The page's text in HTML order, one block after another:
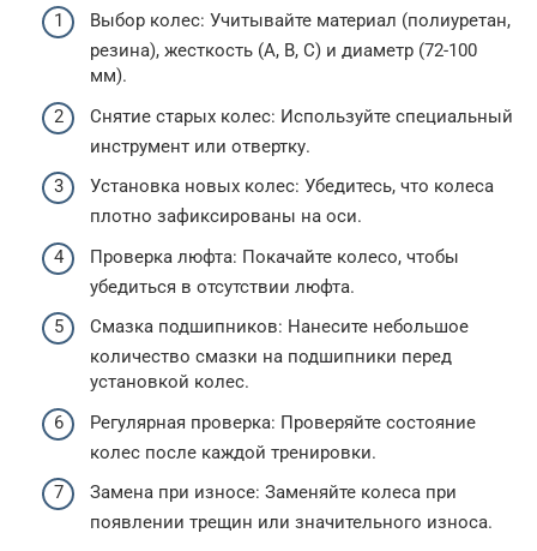
Выбор колес: Учитывайте материал (полиуретан,
резина), жесткость (A, B, C) и диаметр (72-100
мм).
Снятие старых колес: Используйте специальный
инструмент или отвертку.
Установка новых колес: Убедитесь, что колеса
плотно зафиксированы на оси.
Проверка люфта: Покачайте колесо, чтобы
убедиться в отсутствии люфта.
Смазка подшипников: Нанесите небольшое
количество смазки на подшипники перед
установкой колес.
Регулярная проверка: Проверяйте состояние
колес после каждой тренировки.
Замена при износе: Заменяйте колеса при
появлении трещин или значительного износа.